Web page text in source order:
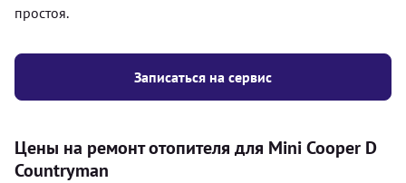
Записаться на сервис
простоя.
Цены на ремонт отопителя для Mini Cooper D
Countryman